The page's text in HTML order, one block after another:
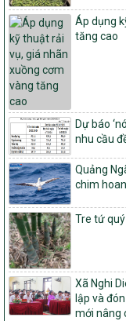
số: 19/2026/QĐ-
Quy định điều kiện,
và thu hồi quyết định
đạt nông thôn mới
vụ xây dựng nông
Quyết định số 16/
Quy định nguyên tắc,
ương và tỉ lệ vốn đối
Chương trình mục
nghèo bền vững và
tộc thiểu số và miền
1451/QĐ-UBND
Phê duyệt danh
trong xây dựng nông
tỉnh Nghệ An
103/PTNT-NTM
Về việc đăng ký thực
Dự án 2 – Chương
giai đoạn 2021-2025
Áp dụng
tăng cao
Dự báo
nhu cầu
Quảng
chim
Tre tứ quý
Xã Nghi
lập và
mới nâng